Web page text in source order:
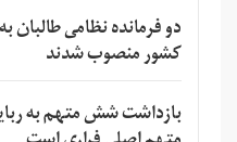
دو فرمانده نظامی طالبان
کشور منصوب شدند
بازداشت شش متهم به